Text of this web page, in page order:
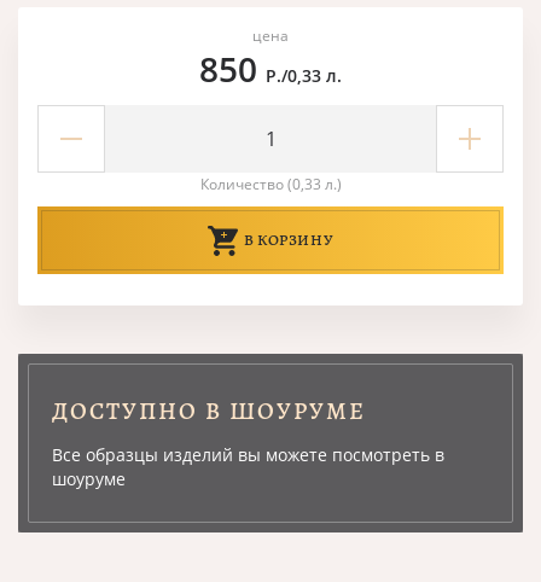
цена
850 Р./0,33 л.
Количество (0,33 л.)
В КОРЗИНУ
ДОСТУПНО В ШОУРУМЕ
Все образцы изделий вы можете посмотреть в
шоуруме